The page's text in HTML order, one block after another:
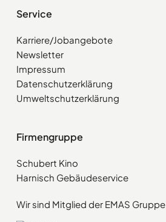
Service
Karriere/Jobangebote
Newsletter
Impressum
Datenschutzerklärung
Umweltschutzerklärung
Firmengruppe
Schubert Kino
Harnisch Gebäudeservice
Wir sind Mitglied der EMAS Gruppe